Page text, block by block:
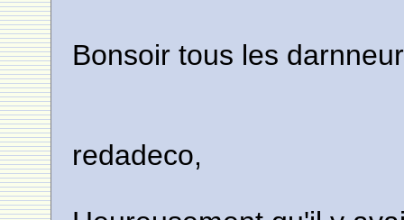
Bonsoir tous les
redadeco,